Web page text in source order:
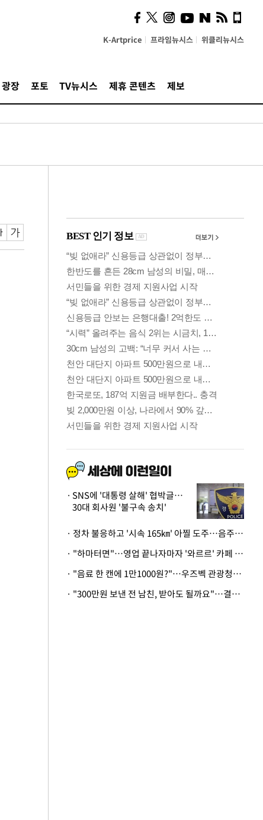
K-Artprice 프라임뉴시스 위클리뉴시스
광장 포토 TV뉴시스 제휴 콘텐츠 제보
의견, 국토부·LH에 충실히
전달할 것"
SNS에 '대통령 살해' 협박글…
30대 회사원 '불구속 송치'
· 정차 불응하고 '시속 165㎞' 아찔 도주…음주운전자 체포
· "하마터면"…영업 끝나자마자 '와르르' 카페 테라스 덮친 대리석 외벽
· "음료 한 캔에 1만1000원?"…우즈벡 관광청까지 나섰다, 유튜버 폭로 후폭풍
· "300만원 보낸 전 남친, 받아도 될까요"…결혼 앞둔 예비신부의 뜻밖 고충